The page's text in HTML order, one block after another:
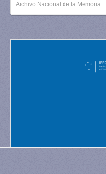
Archivo Nacional de la Memoria